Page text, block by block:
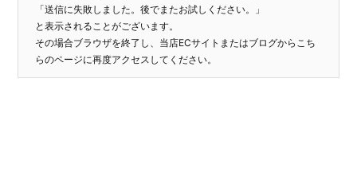
「送信に失敗しました。後でまたお試しください。」
と表示されることがございます。
その場合ブラウザを終了し、当店ECサイトまたはブログからこち
らのページに再度アクセスしてください。